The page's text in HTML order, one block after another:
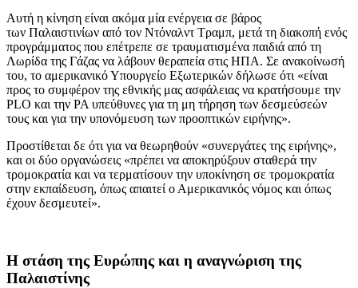
Αυτή η κίνηση είναι ακόμα μία ενέργεια σε βάρος
των Παλαιστινίων από τον Ντόναλντ Τραμπ, μετά τη διακοπή ενός
προγράμματος που επέτρεπε σε τραυματισμένα παιδιά από τη
Λωρίδα της Γάζας να λάβουν θεραπεία στις ΗΠΑ. Σε ανακοίνωσή
του, το αμερικανικό Υπουργείο Εξωτερικών δήλωσε ότι «είναι
προς το συμφέρον της εθνικής μας ασφάλειας να κρατήσουμε την
PLO και την PA υπεύθυνες για τη μη τήρηση των δεσμεύσεών
τους και για την υπονόμευση των προοπτικών ειρήνης».
Προστίθεται δε ότι για να θεωρηθούν «συνεργάτες της ειρήνης»,
και οι δύο οργανώσεις «πρέπει να αποκηρύξουν σταθερά την
τρομοκρατία και να τερματίσουν την υποκίνηση σε τρομοκρατία
στην εκπαίδευση, όπως απαιτεί ο Αμερικανικός νόμος και όπως
έχουν δεσμευτεί».
Η στάση της Ευρώπης και η αναγνώριση της
Παλαιστίνης